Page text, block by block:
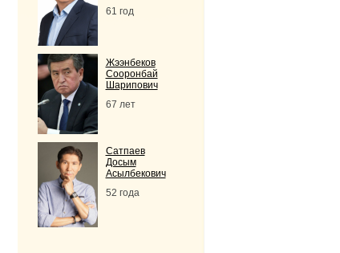
61 год
Жээнбеков
Сооронбай
Шарипович
67 лет
Сатпаев
Досым
Асылбекович
52 года